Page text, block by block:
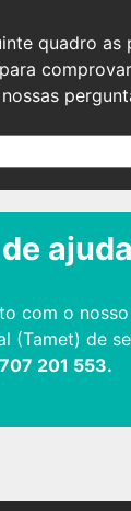
quadro as
com o
(Tamet) de
707 201 553.